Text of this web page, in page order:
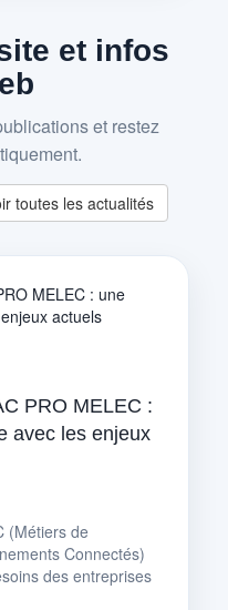
et infos
et restez
toutes les actualités
PRO MELEC :
avec les enjeux
(Métiers de
Connectés)
des entreprises